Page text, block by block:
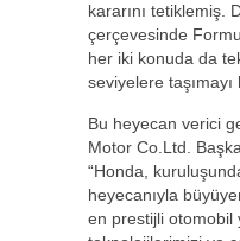
kararını tetiklemiş.
çerçevesinde
her iki konuda da
seviyelere taşımayı
Bu heyecan verici
Motor Co.Ltd.
“Honda,
heyecanıyla
en prestijli otomobil